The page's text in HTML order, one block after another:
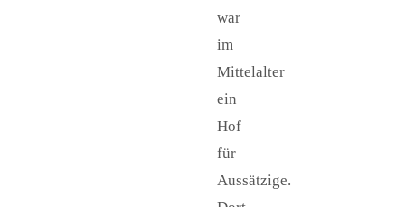
war
im
Mittelalter
ein
Hof
für
Aussätzige.